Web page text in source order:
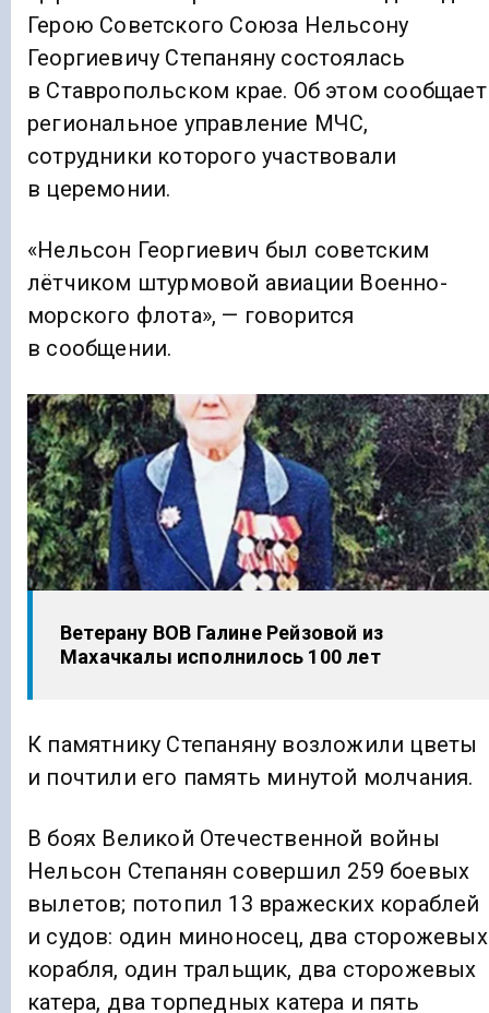
Герою Советского Союза Нельсону
Георгиевичу Степаняну состоялась
в Ставропольском крае. Об этом сообщает
региональное управление МЧС,
сотрудники которого участвовали
в церемонии.
«Нельсон Георгиевич был советским
лётчиком штурмовой авиации Военно-
морского флота», — говорится
в сообщении.
Ветерану ВОВ Галине Рейзовой из
Махачкалы исполнилось 100 лет
К памятнику Степаняну возложили цветы
и почтили его память минутой молчания.
В боях Великой Отечественной войны
Нельсон Степанян совершил 259 боевых
вылетов; потопил 13 вражеских кораблей
и судов: один миноносец, два сторожевых
корабля, один тральщик, два сторожевых
катера, два торпедных катера и пять